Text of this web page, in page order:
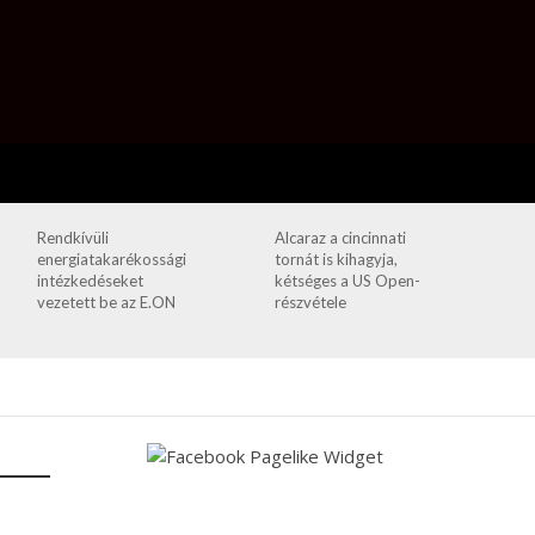
Rendkívüli
energiatakarékossági
intézkedéseket
vezetett be az E.ON
Alcaraz a cincinnati
tornát is kihagyja,
kétséges a US Open-
részvétele